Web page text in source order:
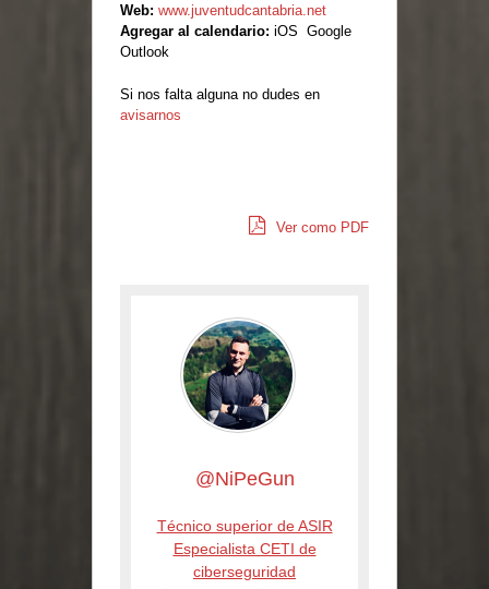
Web: www.juventudcantabria.net
Agregar al calendario: iOS Google
Outlook
Si nos falta alguna no dudes en
avisarnos
Ver como PDF
@NiPeGun
Técnico superior de ASIR
Especialista CETI de
ciberseguridad